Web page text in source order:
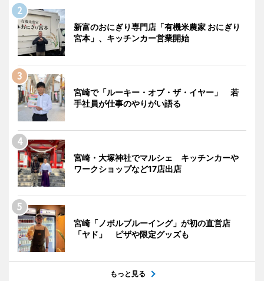
新富のおにぎり専門店「有機米農家 おにぎり
宮本」、キッチンカー営業開始
宮崎で「ルーキー・オブ・ザ・イヤー」 若
手社員が仕事のやりがい語る
宮崎・大塚神社でマルシェ キッチンカーや
ワークショップなど17店出店
宮崎「ノボルブルーイング」が初の直営店
「ヤド」 ピザや限定グッズも
もっと見る